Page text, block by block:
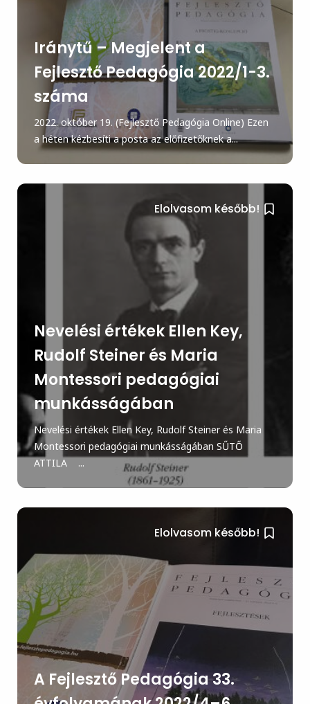
Iránytű – Megjelent a
Fejlesztő Pedagógia 2022/1-3.
száma
2022. október 19. (Fejlesztő Pedagógia Online) Ezen
a héten kézbesíti a posta az előfizetőknek a...
Elolvasom később!
Nevelési értékek Ellen Key,
Rudolf Steiner és Maria
Montessori pedagógiai
munkásságában
Nevelési értékek Ellen Key, Rudolf Steiner és Maria
Montessori pedagógiai munkásságában SŰTŐ
ATTILA ...
Elolvasom később!
A Fejlesztő Pedagógia 33.